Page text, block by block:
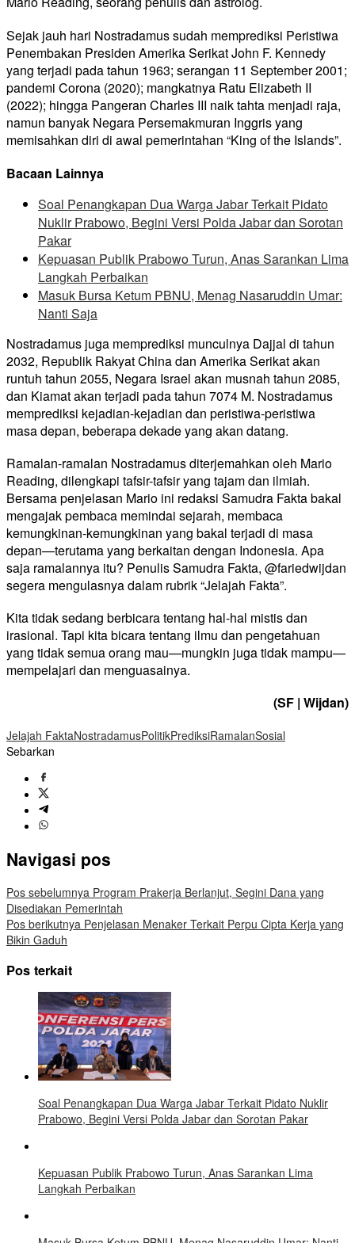
Sejak jauh hari Nostradamus sudah memprediksi Peristiwa
Penembakan Presiden Amerika Serikat John F. Kennedy
yang terjadi pada tahun 1963; serangan 11 September 2001;
pandemi Corona (2020); mangkatnya Ratu Elizabeth II
(2022); hingga Pangeran Charles III naik tahta menjadi raja,
namun banyak Negara Persemakmuran Inggris yang
memisahkan diri di awal pemerintahan “King of the Islands”.
Bacaan Lainnya
Soal Penangkapan Dua Warga Jabar Terkait Pidato
Nuklir Prabowo, Begini Versi Polda Jabar dan Sorotan
Pakar
Kepuasan Publik Prabowo Turun, Anas Sarankan Lima
Langkah Perbaikan
Masuk Bursa Ketum PBNU, Menag Nasaruddin Umar:
Nanti Saja
Nostradamus juga memprediksi munculnya Dajjal di tahun
2032, Republik Rakyat China dan Amerika Serikat akan
runtuh tahun 2055, Negara Israel akan musnah tahun 2085,
dan Kiamat akan terjadi pada tahun 7074 M. Nostradamus
memprediksi kejadian-kejadian dan peristiwa-peristiwa
masa depan, beberapa dekade yang akan datang.
Ramalan-ramalan Nostradamus diterjemahkan oleh Mario
Reading, dilengkapi tafsir-tafsir yang tajam dan ilmiah.
Bersama penjelasan Mario ini redaksi Samudra Fakta bakal
mengajak pembaca memindai sejarah, membaca
kemungkinan-kemungkinan yang bakal terjadi di masa
depan—terutama yang berkaitan dengan Indonesia. Apa
saja ramalannya itu? Penulis Samudra Fakta, @fariedwijdan
segera mengulasnya dalam rubrik “Jelajah Fakta”.
Kita tidak sedang berbicara tentang hal-hal mistis dan
irasional. Tapi kita bicara tentang ilmu dan pengetahuan
yang tidak semua orang mau—mungkin juga tidak mampu—
mempelajari dan menguasainya.
(SF | Wijdan)
Jelajah FaktaNostradamusPolitikPrediksiRamalanSosial
Sebarkan
Navigasi pos
Pos sebelumnya Program Prakerja Berlanjut, Segini Dana yang
Disediakan Pemerintah
Pos berikutnya Penjelasan Menaker Terkait Perpu Cipta Kerja yang
Bikin Gaduh
Pos terkait
Soal Penangkapan Dua Warga Jabar Terkait Pidato Nuklir
Prabowo, Begini Versi Polda Jabar dan Sorotan Pakar
Kepuasan Publik Prabowo Turun, Anas Sarankan Lima
Langkah Perbaikan